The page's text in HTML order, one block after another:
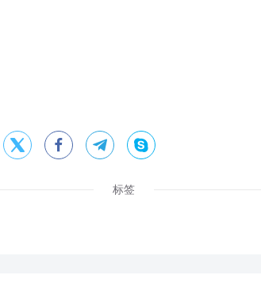
   
标签